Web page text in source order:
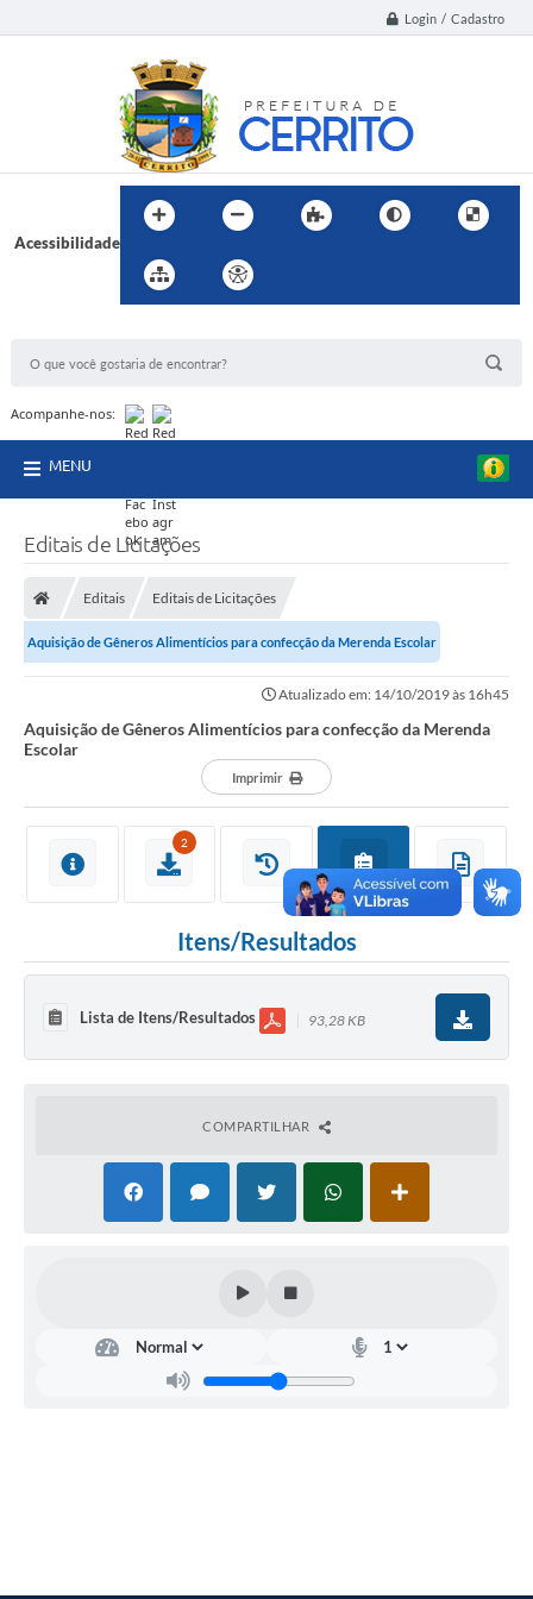
Login / Cadastro
Acessibilidade
Acompanhe-nos:
MENU
Editais de Licitações
Editais Editais de Licitações
Aquisição de Gêneros Alimentícios para confecção da Merenda Escolar
Atualizado em: 14/10/2019 às 16h45
Aquisição de Gêneros Alimentícios para confecção da Merenda
Escolar
Imprimir
2
Itens/Resultados
Lista de Itens/Resultados 93,28 KB
COMPARTILHAR